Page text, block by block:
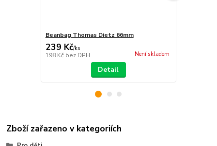
Beanbag Thomas Dietz 66mm
239 Kč/ks
198 Kč bez DPH Není skladem
Detail
Zboží zařazeno v kategoriích